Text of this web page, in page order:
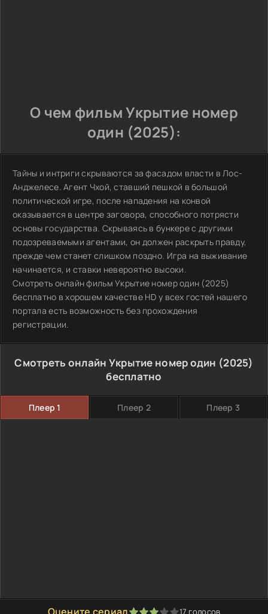
О чем фильм Укрытие номер
один (2025):
Тайны и интриги скрываются за фасадом власти в Лос-
Анджелесе. Агент Чхой, ставший пешкой в большой
политической игре, после нападения на конвой
оказывается в центре заговора, способного потрясти
основы государства. Скрываясь в бункере с другими
подозреваемыми агентами, он должен раскрыть правду,
прежде чем станет слишком поздно. Игра на выживание
начинается, и ставки невероятно высоки.
Смотреть онлайн фильм Укрытие номер один (2025)
бесплатно в хорошем качестве HD у всех гостей нашего
портала есть возможность без прохождения
регистрации.
Смотреть онлайн Укрытие номер один (2025)
бесплатно
Плеер 1 Плеер 2 Плеер 3
17 голосов